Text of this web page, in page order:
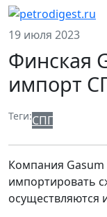
19 июля 2023
Финская
импорт
Теги:СПГ
Компания
импортировать
осуществляются